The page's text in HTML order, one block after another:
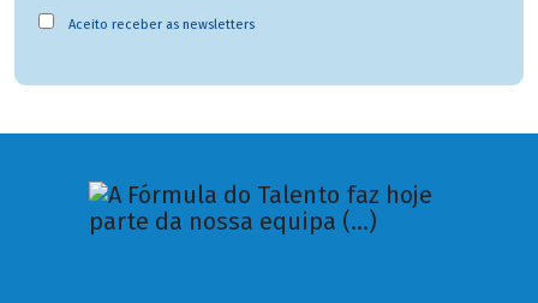
Aceito receber as newsletters